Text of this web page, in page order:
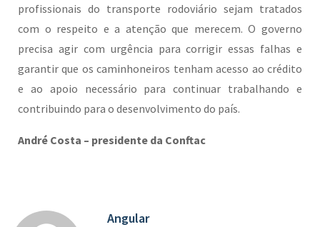
profissionais do transporte rodoviário sejam tratados
com o respeito e a atenção que merecem. O governo
precisa agir com urgência para corrigir essas falhas e
garantir que os caminhoneiros tenham acesso ao crédito
e ao apoio necessário para continuar trabalhando e
contribuindo para o desenvolvimento do país.
André Costa – presidente da Conftac
Angular